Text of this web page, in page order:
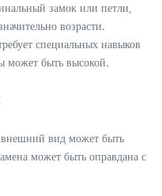
замок или петли‚
возрасти.
специальных навыков
может быть высокой.
внешний вид может быть
может быть оправдана с